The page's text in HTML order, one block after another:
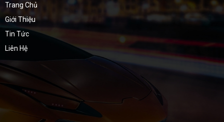
Trang Chủ
Giới Thiệu
Tin Tức
Liên Hệ